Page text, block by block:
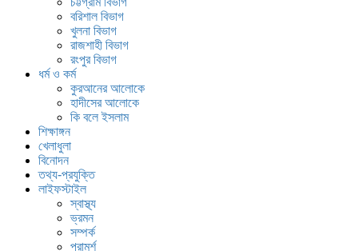
বরিশাল বিভাগ
খুলনা বিভাগ
রাজশাহী বিভাগ
রংপুর বিভাগ
ধর্ম ও কর্ম
কুরআনের আলোকে
হাদীসের আলোকে
কি বলে ইসলাম
শিক্ষাঙ্গন
খেলাধুলা
বিনোদন
তথ্য-প্রযুক্তি
লাইফস্টাইল
স্বাস্থ্য
ভ্রমন
সম্পর্ক
পরামর্শ